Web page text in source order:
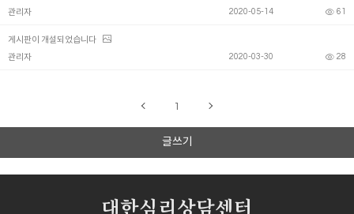
관리자
61
2020-05-14
게시판이 개설되었습니다
관리자
28
2020-03-30
1
글쓰기
대한심리상담센터